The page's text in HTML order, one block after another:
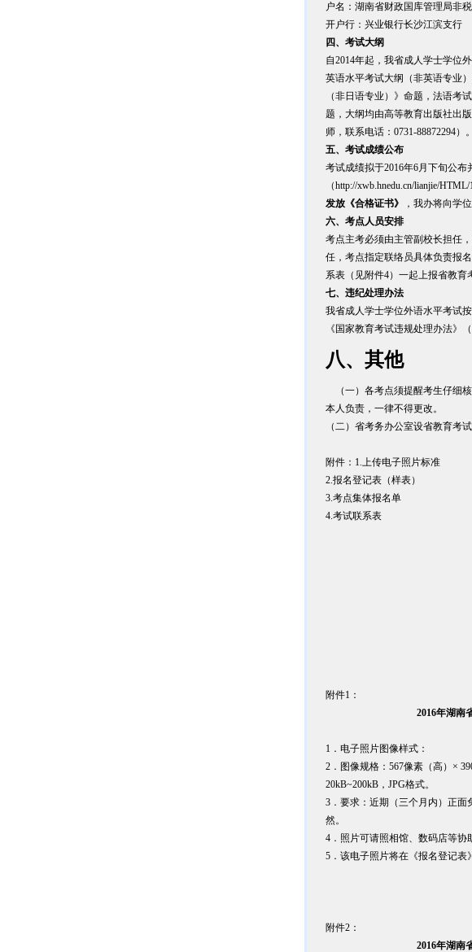
户名：湖南省财政国库管理局非
开户行：兴业银行长沙江滨支行
四、考试大纲
自2014年起，我省成人学士学位
英语水平考试大纲（非英语专业
（非日语专业）》命题，法语考
题，大纲均由高等教育出版社出
师，联系电话：0731-88872294）。
五、考试成绩公布
考试成绩拟于2016年6月下旬公
（http://xwb.hnedu.cn/lianjie/HTML/
发放《合格证书》
，我办将向学
六、考点人员安排
考点主考必须由主管副校长担任
任，考点指定联络员具体负责报
系表（见附件4）一起上报省教育
七、违纪处理办法
我省成人学士学位外语水平考试
《国家教育考试违规处理办法》
八、其他
（一）各考点须提醒考生仔细
本人负责，一律不得更改。
（二）省考务办公室设省教育考
附件：1.上传电子照片标准
2.报名登记表（样表）
3.考点集体报名单
4.考试联系表
附件1：
2016年湖南
1．电子照片图像样式：
2．图像规格：567像素（高）×
20kB~200kB，JPG格式。
3．要求：近期（三个月内）正
然。
4．照片可请照相馆、数码店等协
5．该电子照片将在《报名登记表
附件2：
2016年湖南